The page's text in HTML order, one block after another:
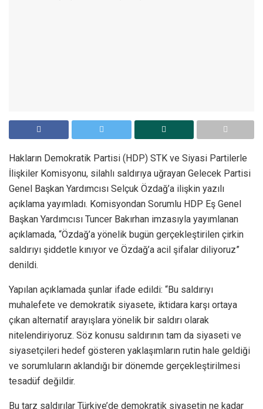
Hakların Demokratik Partisi (HDP) STK ve Siyasi Partilerle
İlişkiler Komisyonu, silahlı saldırıya uğrayan Gelecek Partisi
Genel Başkan Yardımcısı Selçuk Özdağ’a ilişkin yazılı
açıklama yayımladı. Komisyondan Sorumlu HDP Eş Genel
Başkan Yardımcısı Tuncer Bakırhan imzasıyla yayımlanan
açıklamada, “Özdağ’a yönelik bugün gerçekleştirilen çirkin
saldırıyı şiddetle kınıyor ve Özdağ’a acil şifalar diliyoruz”
denildi.
Yapılan açıklamada şunlar ifade edildi: “Bu saldırıyı
muhalefete ve demokratik siyasete, iktidara karşı ortaya
çıkan alternatif arayışlara yönelik bir saldırı olarak
nitelendiriyoruz. Söz konusu saldırının tam da siyaseti ve
siyasetçileri hedef gösteren yaklaşımların rutin hale geldiği
ve sorumluların aklandığı bir dönemde gerçekleştirilmesi
tesadüf değildir.
Bu tarz saldırılar Türkiye’de demokratik siyasetin ne kadar